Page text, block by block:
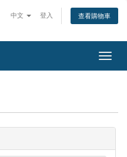
中文 登入 查看購物車